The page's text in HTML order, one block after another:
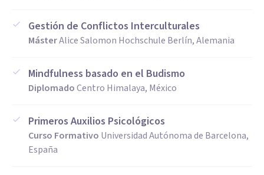
Gestión de Conflictos Interculturales
MásterAlice Salomon Hochschule Berlín, Alemania
Mindfulness basado en el Budismo
DiplomadoCentro Himalaya, México
Primeros Auxilios Psicológicos
Curso Formativo Universidad Autónoma de Barcelona,
España